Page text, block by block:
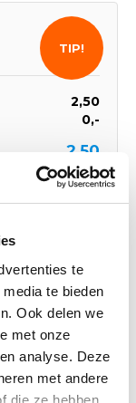
te
te bieden
Ook delen we
met onze
analyse. Deze
met andere
die ze hebben
2,50
0,-
2,50
TIP!
uitverkocht